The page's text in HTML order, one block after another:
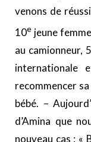
venons de
10e jeune
au camionneur,
internationale
recommencer
bébé. –
d’Amina que
nouveau cas : «